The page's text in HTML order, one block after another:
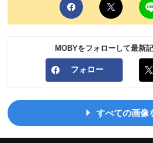
MOBYをフォローして最新
フォロー
すべての画像